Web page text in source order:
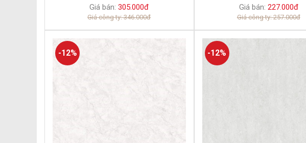
Giá bán: 305.000đ
Giá công ty: 346.000đ
Giá bán: 227.000đ
Giá công ty: 257.000đ
-12% -12%